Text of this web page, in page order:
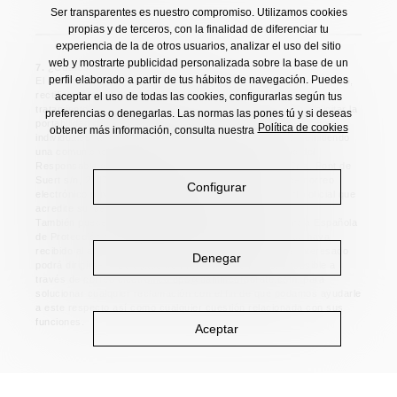
7. ¿Cuáles son sus derechos?
El interesado puede ejercitar, si lo desea, sus derechos de acceso,
rectificación y supresión, así como solicitar que se limite el
tratamiento de sus datos personales, oponerse al mismo, solicitar la
portabilidad de sus datos, así como no ser objeto de decisiones
individuales automatizadas, y retirar su consentimiento, remitiendo
, facilitando un documento oficial que
acredite su identidad, cuando resulte necesario.
podrá dirigirse al Delegado de Protección de Datos, accesible a
través de correo electrónicodpo@dammcorporate.com, para
funciones.
Ser transparentes es nuestro compromiso. Utilizamos cookies
propias y de terceros, con la finalidad de diferenciar tu
experiencia de la de otros usuarios, analizar el uso del sitio
web y mostrarte publicidad personalizada sobre la base de un
perfil elaborado a partir de tus hábitos de navegación. Puedes
aceptar el uso de todas las cookies, configurarlas según tus
preferencias o denegarlas. Las normas las pones tú y si deseas
obtener más información, consulta nuestra Política de cookies
Configurar
Denegar
Aceptar